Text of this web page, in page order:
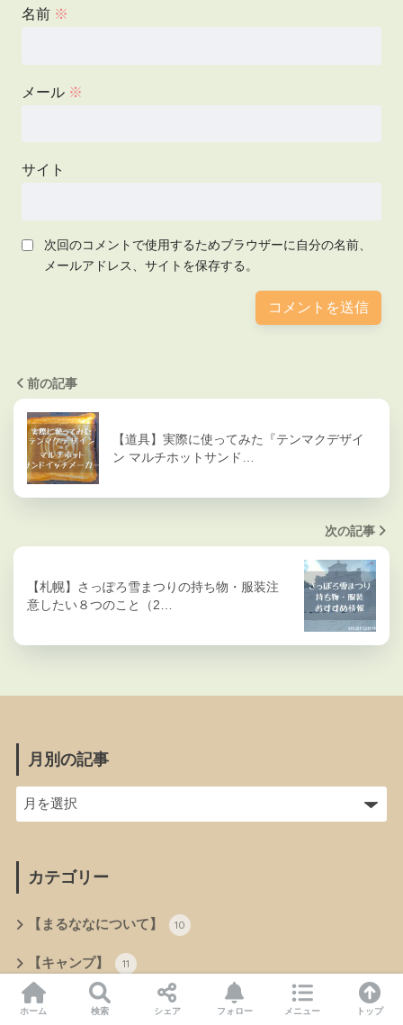
名前 ※
メール ※
サイト
次回のコメントで使用するためブラウザーに自分の名前、
メールアドレス、サイトを保存する。
前の記事
【道具】実際に使ってみた『テンマクデザイ
ン マルチホットサンド…
次の記事
【札幌】さっぽろ雪まつりの持ち物・服装注
意したい８つのこと（2…
月別の記事
カテゴリー
【まるななについて】 10
【キャンプ】 11
【テントむし】
ホーム 検索 シェア フォロー メニュー トップ